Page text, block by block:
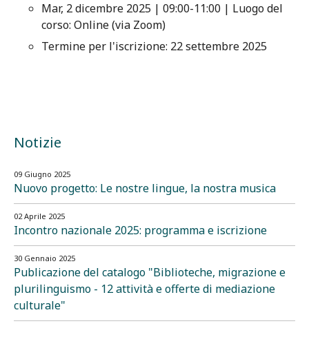
Mar, 2 dicembre 2025 | 09:00-11:00 | Luogo del
corso: Online (via Zoom)
Termine per l'iscrizione: 22 settembre 2025
Notizie
09 Giugno 2025
Nuovo progetto: Le nostre lingue, la nostra musica
02 Aprile 2025
Incontro nazionale 2025: programma e iscrizione
30 Gennaio 2025
Publicazione del catalogo "Biblioteche, migrazione e
plurilinguismo - 12 attività e offerte di mediazione
culturale"